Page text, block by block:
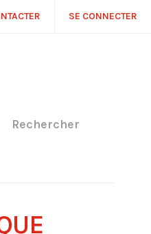
SE CONNECTER